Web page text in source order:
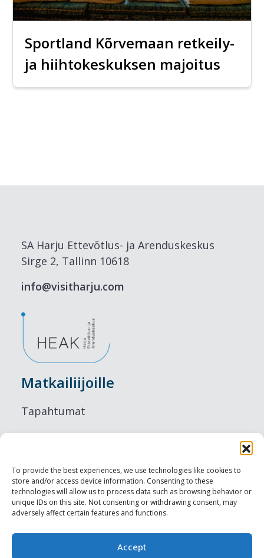
To provide the best experiences, we use technologies like cookies to
store and/or access device information. Consenting to these
technologies will allow us to process data such as browsing behavior or
unique IDs on this site. Not consenting or withdrawing consent, may
adversely affect certain features and functions.
Accept
Sportland Kõrvemaan retkeily-
ja hiihtokeskuksen majoitus
SA Harju Ettevõtlus- ja Arenduskeskus
Sirge 2, Tallinn 10618
info@visitharju.com
Matkailiijoille
Tapahtumat
Ruokailu
Nähtävyydet
Visit Tallinn
Ammattilaisille